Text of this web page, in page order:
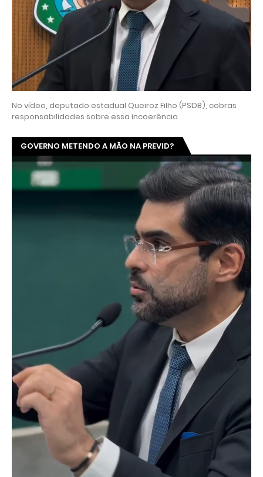
No vídeo, deputado estadual Queiroz Filho (PSDB), cobras
responsabilidades sobre essa incoerência
GOVERNO METENDO A MÃO NA PREVID?